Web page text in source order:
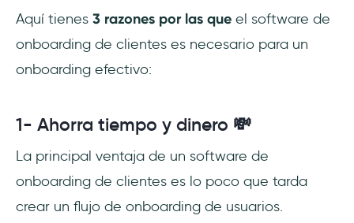
Aquí tienes 3 razones por las que el software de
onboarding de clientes es necesario para un
onboarding efectivo:
1- Ahorra tiempo y dinero 💸
La principal ventaja de un software de
onboarding de clientes es lo poco que tarda
crear un flujo de onboarding de usuarios.